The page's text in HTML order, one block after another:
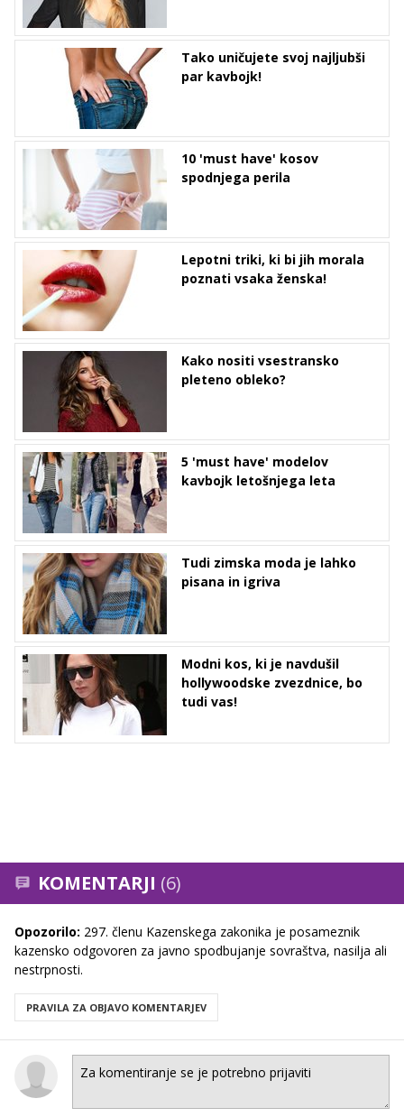
Tako uničujete svoj najljubši
par kavbojk!
10 'must have' kosov
spodnjega perila
Lepotni triki, ki bi jih morala
poznati vsaka ženska!
Kako nositi vsestransko
pleteno obleko?
5 'must have' modelov
kavbojk letošnjega leta
Tudi zimska moda je lahko
pisana in igriva
Modni kos, ki je navdušil
hollywoodske zvezdnice, bo
tudi vas!
KOMENTARJI (6)
Opozorilo: 297. členu Kazenskega zakonika je posameznik
kazensko odgovoren za javno spodbujanje sovraštva, nasilja ali
nestrpnosti.
PRAVILA ZA OBJAVO KOMENTARJEV